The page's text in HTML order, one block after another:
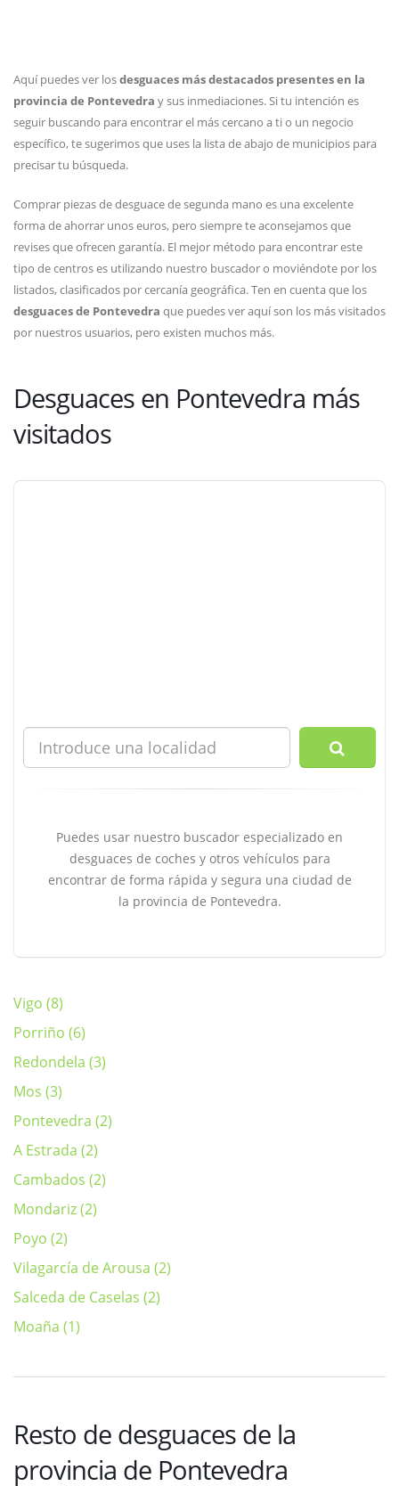
Aquí puedes ver losdesguaces más destacados presentes en la
provincia de Pontevedra y sus inmediaciones. Si tu intención es
seguir buscando para encontrar el más cercano a ti o un negocio
específico, te sugerimos que uses la lista de abajo de municipios para
precisar tu búsqueda.
Comprar piezas de desguace de segunda mano es una excelente
forma de ahorrar unos euros, pero siempre te aconsejamos que
revises que ofrecen garantía. El mejor método para encontrar este
tipo de centros es utilizando nuestro buscador o moviéndote por los
listados, clasificados por cercanía geográfica. Ten en cuenta que los
desguaces de Pontevedra que puedes ver aquí son los más visitados
por nuestros usuarios, pero existen muchos más.
Desguaces en Pontevedra más
visitados
Puedes usar nuestro buscador especializado en
desguaces de coches y otros vehículos para
encontrar de forma rápida y segura una ciudad de
la provincia de Pontevedra.
Vigo (8)
Porriño (6)
Redondela (3)
Mos (3)
Pontevedra (2)
A Estrada (2)
Cambados (2)
Mondariz (2)
Poyo (2)
Vilagarcía de Arousa (2)
Salceda de Caselas (2)
Moaña (1)
Resto de desguaces de la
provincia de Pontevedra